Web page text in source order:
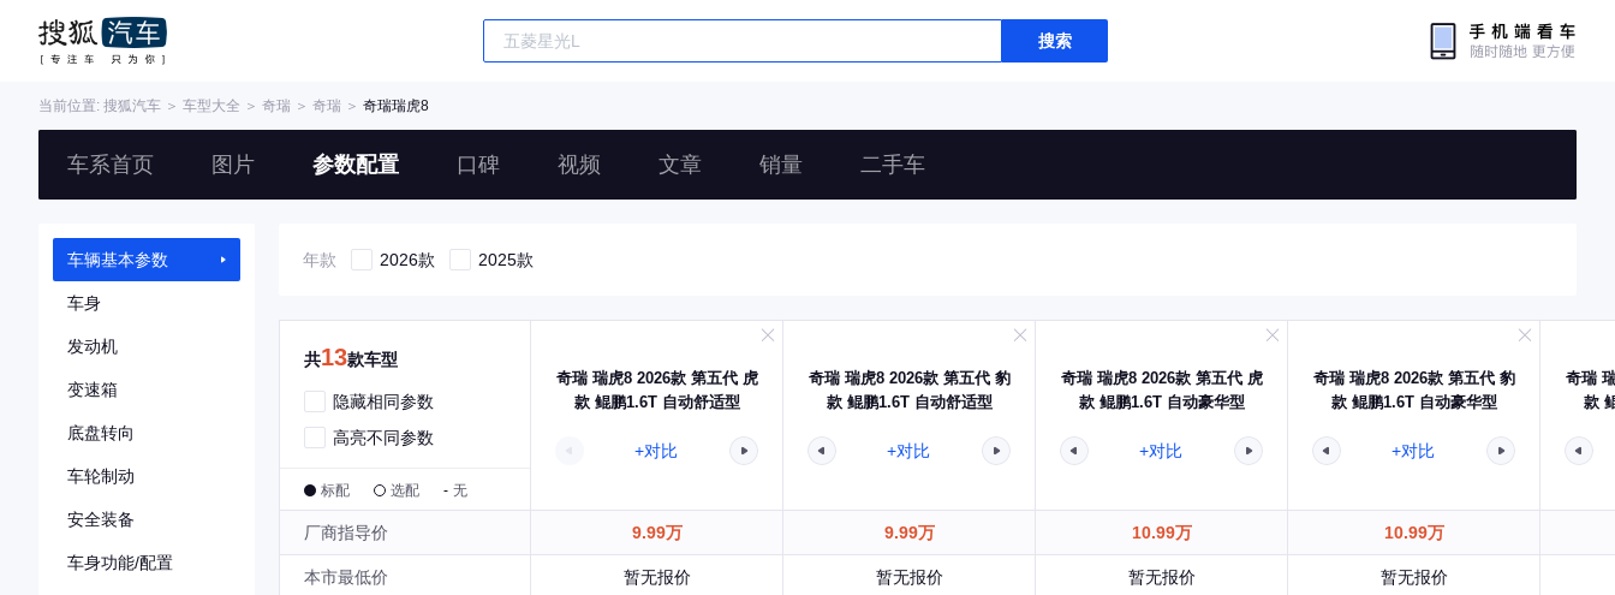
搜索
当前位置: 搜狐汽车 ＞ 车型大全 ＞ 奇瑞 ＞ 奇瑞 ＞ 奇瑞瑞虎8
车系首页 图片 参数配置 口碑 视频 文章 销量 二手车
车辆基本参数
车身
发动机
变速箱
底盘转向
车轮制动
安全装备
车身功能/配置
年款 2026款 2025款
共13款车型
隐藏相同参数
高亮不同参数
标配 选配 - 无
奇瑞 瑞虎8 2026款 第五代 虎
款 鲲鹏1.6T 自动舒适型
+对比
奇瑞 瑞虎8 2026款 第五代 豹
款 鲲鹏1.6T 自动舒适型
+对比
奇瑞 瑞虎8 2026款 第五代 虎
款 鲲鹏1.6T 自动豪华型
+对比
奇瑞 瑞虎8 2026款 第五代 豹
款 鲲鹏1.6T 自动豪华型
+对比
奇瑞
款
厂商指导价 9.99万 9.99万 10.99万 10.99万
本市最低价 暂无报价 暂无报价 暂无报价 暂无报价